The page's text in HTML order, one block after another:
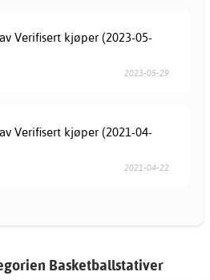
Verifisert kjøper (2023-05-
2023-05-29
Verifisert kjøper (2021-04-
2021-04-22
Basketballstativer